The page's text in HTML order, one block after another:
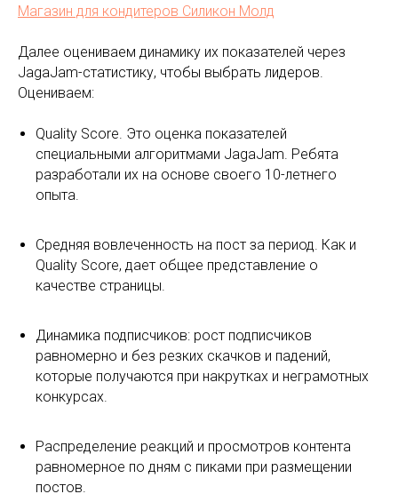
Магазин для кондитеров Силикон Молд
Далее оцениваем динамику их показателей через
JagaJam-статистику, чтобы выбрать лидеров.
Оцениваем:
Quality Score. Это оценка показателей
специальными алгоритмами JagaJam. Ребята
разработали их на основе своего 10-летнего
опыта.
Средняя вовлеченность на пост за период. Как и
Quality Score, дает общее представление о
качестве страницы.
Динамика подписчиков: рост подписчиков
равномерно и без резких скачков и падений,
которые получаются при накрутках и неграмотных
конкурсах.
Распределение реакций и просмотров контента
равномерное по дням с пиками при размещении
постов.